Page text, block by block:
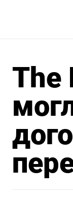
The